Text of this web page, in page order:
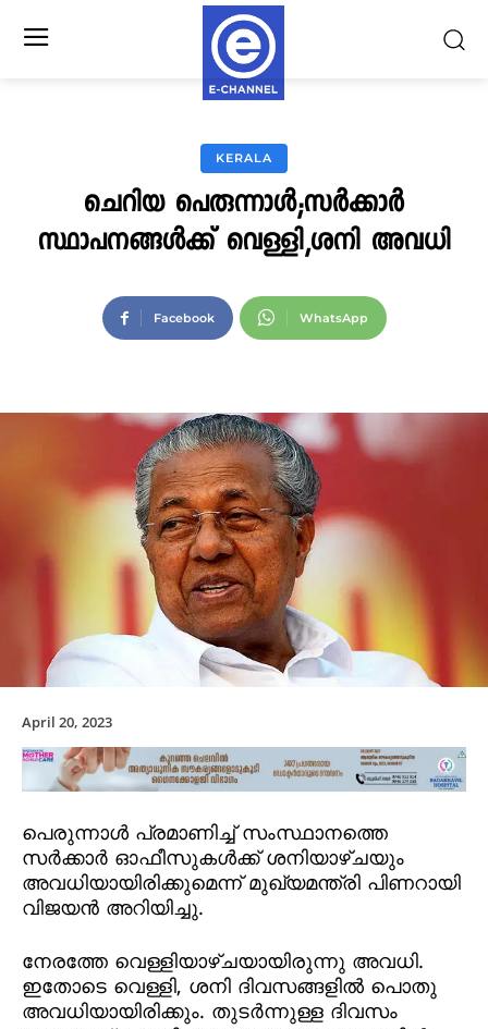
KERALA
ചെറിയ പെരുന്നാള്‍;സര്‍ക്കാര്‍
സ്ഥാപനങ്ങള്‍ക്ക് വെള്ളി,ശനി അവധി
Facebook WhatsApp
April 20, 2023
പെരുന്നാള്‍ പ്രമാണിച്ച് സംസ്ഥാനത്തെ
സര്‍ക്കാര്‍ ഓഫീസുകള്‍ക്ക് ശനിയാഴ്ചയും
അവധിയായിരിക്കുമെന്ന് മുഖ്യമന്ത്രി പിണറായി
വിജയന്‍ അറിയിച്ചു.
നേരത്തേ വെള്ളിയാഴ്ചയായിരുന്നു അവധി.
ഇതോടെ വെള്ളി, ശനി ദിവസങ്ങളില്‍ പൊതു
അവധിയായിരിക്കും. തുടര്‍ന്നുള്ള ദിവസം